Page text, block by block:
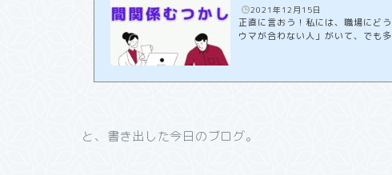
2021年12月15日
正直に言おう！私には、職場にど
ウマが合わない人」がいて、でも
と、書き出した今日のブログ。